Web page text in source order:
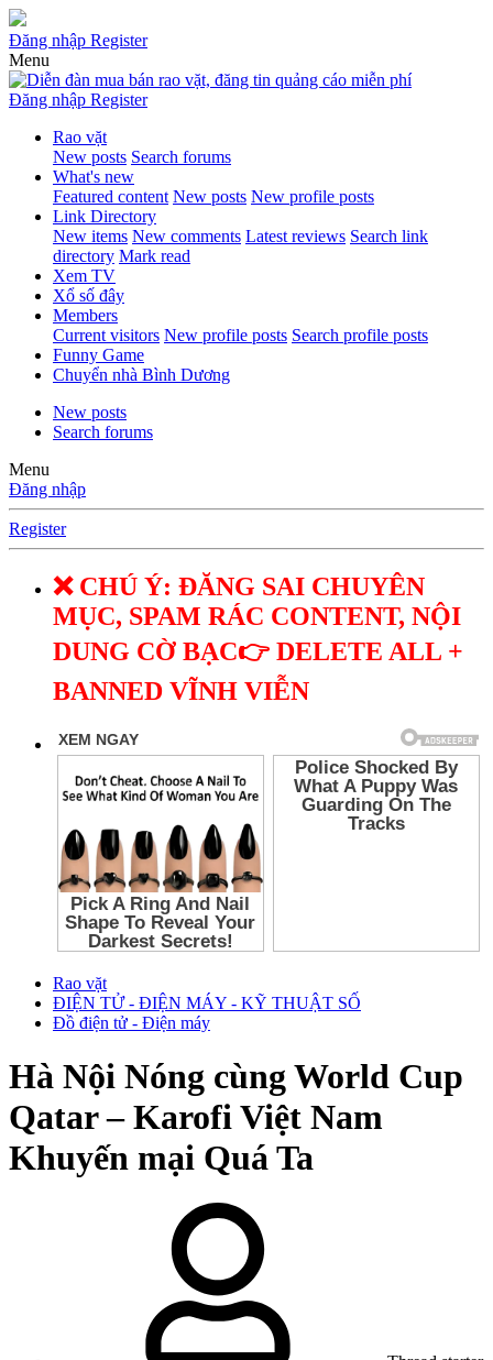
Đăng nhập Register
Menu
Đăng nhập Register
Rao vặt
New posts Search forums
What's new
Featured content New posts New profile posts
Link Directory
New items New comments Latest reviews Search link
directory Mark read
Xem TV
Xổ số đây
Members
Current visitors New profile posts Search profile posts
Funny Game
Chuyển nhà Bình Dương
New posts
Search forums
Menu
Đăng nhập
Register
❌ CHÚ Ý: ĐĂNG SAI CHUYÊN
MỤC, SPAM RÁC CONTENT, NỘI
DUNG CỜ BẠC👉 DELETE ALL +
BANNED VĨNH VIỄN
Rao vặt
ĐIỆN TỬ - ĐIỆN MÁY - KỸ THUẬT SỐ
Đồ điện tử - Điện máy
Hà Nội Nóng cùng World Cup
Qatar – Karofi Việt Nam
Khuyến mại Quá Ta